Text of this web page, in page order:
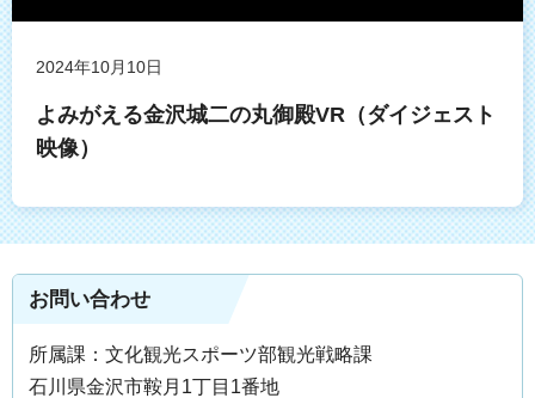
2024年10月10日
よみがえる金沢城二の丸御殿VR（ダイジェスト
映像）
お問い合わせ
所属課：文化観光スポーツ部観光戦略課
石川県金沢市鞍月1丁目1番地